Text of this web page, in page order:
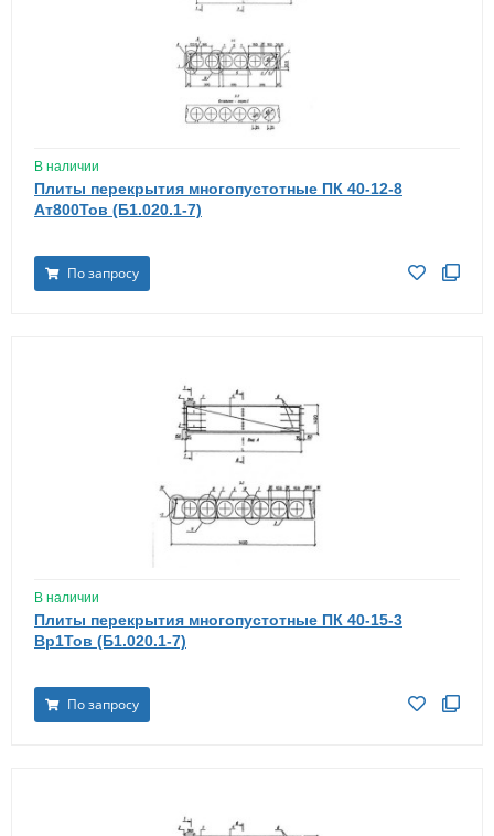
В наличии
Плиты перекрытия многопустотные ПК 40-12-8
Ат800Тов (Б1.020.1-7)
По запросу
В наличии
Плиты перекрытия многопустотные ПК 40-15-3
Вр1Тов (Б1.020.1-7)
По запросу